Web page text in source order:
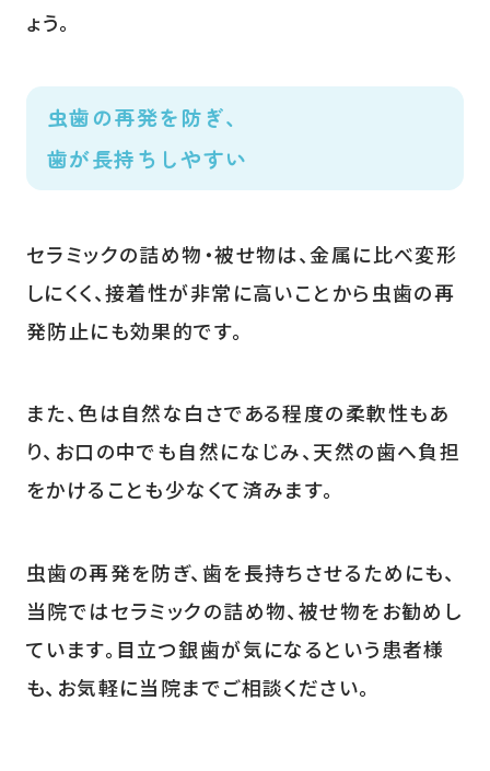
ょう。
虫歯の再発を防ぎ、
歯が長持ちしやすい
セラミックの詰め物・被せ物は、金属に比べ変形
しにくく、接着性が非常に高いことから虫歯の再
発防止にも効果的です。
また、色は自然な白さである程度の柔軟性もあ
り、お口の中でも自然になじみ、天然の歯へ負担
をかけることも少なくて済みます。
虫歯の再発を防ぎ、歯を長持ちさせるためにも、
当院ではセラミックの詰め物、被せ物をお勧めし
ています。目立つ銀歯が気になるという患者様
も、お気軽に当院までご相談ください。